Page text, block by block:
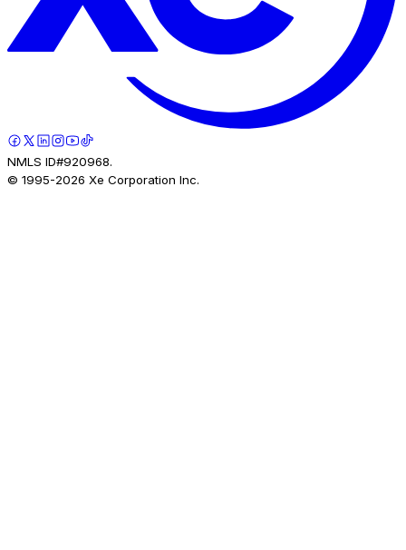
NMLS ID#920968.
© 1995-2026 Xe Corporation Inc.